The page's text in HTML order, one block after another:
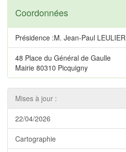
Coordonnées
Présidence :M. Jean-Paul LEULIER
48 Place du Général de Gaulle
Mairie 80310 Picquigny
Mises à jour :
22/04/2026
Cartographie